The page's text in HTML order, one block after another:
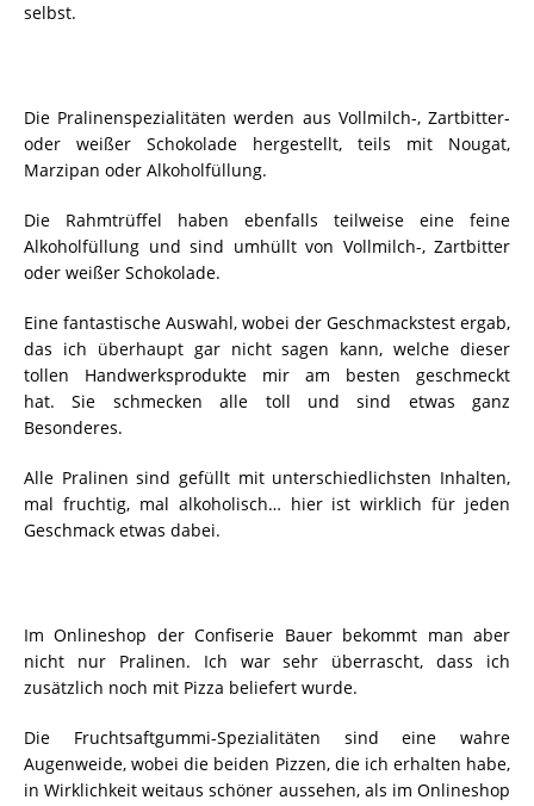
selbst.
Die Pralinenspezialitäten werden aus Vollmilch-, Zartbitter-
oder weißer Schokolade hergestellt, teils mit Nougat,
Marzipan oder Alkoholfüllung.
Die Rahmtrüffel haben ebenfalls teilweise eine feine
Alkoholfüllung und sind umhüllt von Vollmilch-, Zartbitter
oder weißer Schokolade.
Eine fantastische Auswahl, wobei der Geschmackstest ergab,
das ich überhaupt gar nicht sagen kann, welche dieser
tollen Handwerksprodukte mir am besten geschmeckt
hat. Sie schmecken alle toll und sind etwas ganz
Besonderes.
Alle Pralinen sind gefüllt mit unterschiedlichsten Inhalten,
mal fruchtig, mal alkoholisch… hier ist wirklich für jeden
Geschmack etwas dabei.
Im Onlineshop der Confiserie Bauer bekommt man aber
nicht nur Pralinen. Ich war sehr überrascht, dass ich
zusätzlich noch mit Pizza beliefert wurde.
Die Fruchtsaftgummi-Spezialitäten sind eine wahre
Augenweide, wobei die beiden Pizzen, die ich erhalten habe,
in Wirklichkeit weitaus schöner aussehen, als im Onlineshop